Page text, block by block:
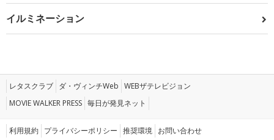
イルミネーション
レタスクラブ ダ・ヴィンチWeb WEBザテレビジョン
MOVIE WALKER PRESS 毎日が発見ネット
利用規約 プライバシーポリシー 推奨環境 お問い合わせ